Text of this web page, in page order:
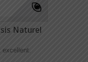
Naturel
excellent.